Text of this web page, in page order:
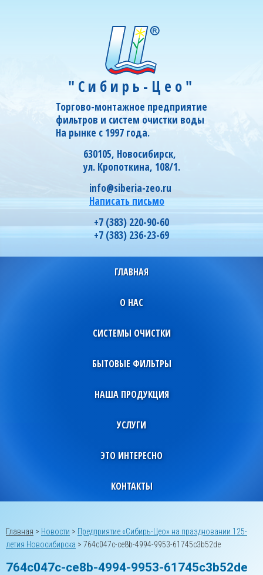
"Сибирь-Цео"
Торгово-монтажное предприятие
фильтров и систем очистки воды
На рынке с 1997 года.
630105, Новосибирск,
ул. Кропоткина, 108/1.
info@siberia-zeo.ru
Написать письмо
+7 (383) 220-90-60
+7 (383) 236-23-69
ГЛАВНАЯ
О НАС
СИСТЕМЫ ОЧИСТКИ
БЫТОВЫЕ ФИЛЬТРЫ
НАША ПРОДУКЦИЯ
УСЛУГИ
ЭТО ИНТЕРЕСНО
КОНТАКТЫ
Главная > Новости > Предприятие «Сибирь-Цео» на праздновании 125-
летия Новосибирска > 764c047c-ce8b-4994-9953-61745c3b52de
764c047c-ce8b-4994-9953-61745c3b52de